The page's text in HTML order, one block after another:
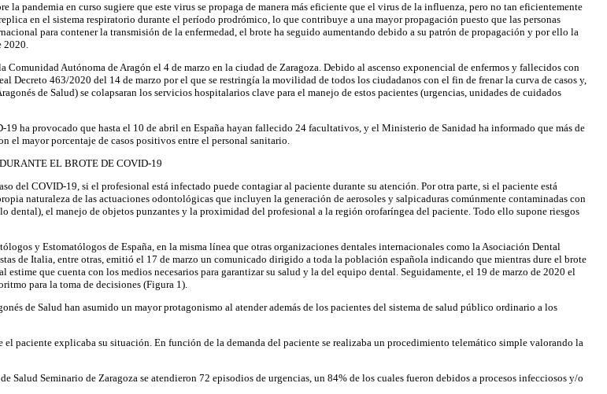
pandemia en curso sugiere que este virus se propaga de manera más eficiente que el virus de la influenza, pero no tan eficientemente
en el sistema respiratorio durante el período prodrómico, lo que contribuye a una mayor propagación puesto que las personas
para contener la transmisión de la enfermedad, el brote ha seguido aumentando debido a su patrón de propagación y por ello la
2020.
Autónoma de Aragón el 4 de marzo en la ciudad de Zaragoza. Debido al ascenso exponencial de enfermos y fallecidos con
Decreto 463/2020 del 14 de marzo por el que se restringía la movilidad de todos los ciudadanos con el fin de frenar la curva de casos y,
de Salud) se colapsaran los servicios hospitalarios clave para el manejo de estos pacientes (urgencias, unidades de cuidados
ha provocado que hasta el 10 de abril en España hayan fallecido 24 facultativos, y el Ministerio de Sanidad ha informado que más de
el mayor porcentaje de casos positivos entre el personal sanitario.
EL BROTE DE COVID-19
del COVID-19, si el profesional está infectado puede contagiar al paciente durante su atención. Por otra parte, si el paciente está
naturaleza de las actuaciones odontológicas que incluyen la generación de aerosoles y salpicaduras comúnmente contaminadas con
el manejo de objetos punzantes y la proximidad del profesional a la región orofaríngea del paciente. Todo ello supone riesgos
y Estomatólogos de España, en la misma línea que otras organizaciones dentales internacionales como la Asociación Dental
de Italia, entre otras, emitió el 17 de marzo un comunicado dirigido a toda la población española indicando que mientras dure el brote
que cuenta con los medios necesarios para garantizar su salud y la del equipo dental. Seguidamente, el 19 de marzo de 2020 el
para la toma de decisiones (Figura 1).
de Salud han asumido un mayor protagonismo al atender además de los pacientes del sistema de salud público ordinario a los
paciente explicaba su situación. En función de la demanda del paciente se realizaba un procedimiento telemático simple valorando la
Salud Seminario de Zaragoza se atendieron 72 episodios de urgencias, un 84% de los cuales fueron debidos a procesos infecciosos y/o